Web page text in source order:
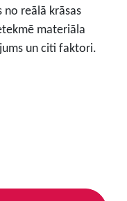
reālā krāsas
materiāla
un citi faktori.